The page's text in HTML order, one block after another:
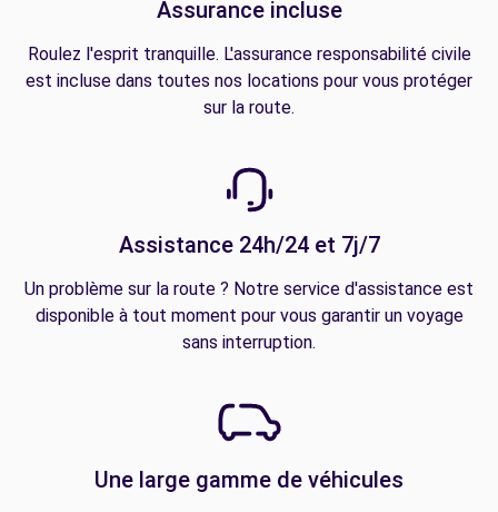
Assurance incluse
Roulez l'esprit tranquille. L'assurance responsabilité civile
est incluse dans toutes nos locations pour vous protéger
sur la route.
Assistance 24h/24 et 7j/7
Un problème sur la route ? Notre service d'assistance est
disponible à tout moment pour vous garantir un voyage
sans interruption.
Une large gamme de véhicules